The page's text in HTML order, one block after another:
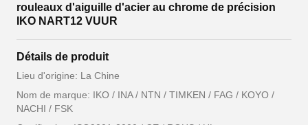
rouleaux d'aiguille d'acier au chrome de précision
IKO NART12 VUUR
Détails de produit
Lieu d'origine: La Chine
Nom de marque: IKO / INA / NTN / TIMKEN / FAG / KOYO /
NACHI / FSK